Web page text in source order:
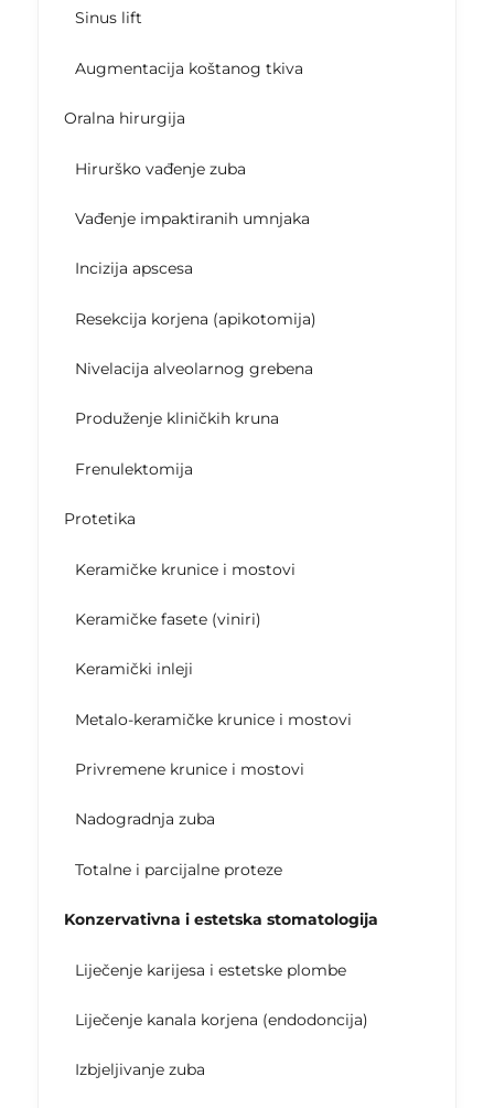
Sinus lift
Augmentacija koštanog tkiva
Oralna hirurgija
Hirurško vađenje zuba
Vađenje impaktiranih umnjaka
Incizija apscesa
Resekcija korjena (apikotomija)
Nivelacija alveolarnog grebena
Produženje kliničkih kruna
Frenulektomija
Protetika
Keramičke krunice i mostovi
Keramičke fasete (viniri)
Keramički inleji
Metalo-keramičke krunice i mostovi
Privremene krunice i mostovi
Nadogradnja zuba
Totalne i parcijalne proteze
Konzervativna i estetska stomatologija
Liječenje karijesa i estetske plombe
Liječenje kanala korjena (endodoncija)
Izbjeljivanje zuba